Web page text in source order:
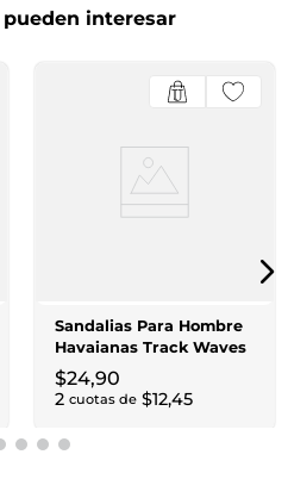
interesar
Sandalias Para Hombre
Havaianas Track Waves
Fc
$24,90
2 cuotas de $12,45